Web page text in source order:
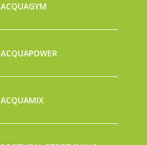
ACQUAGYM
ACQUAPOWER
ACQUAMIX